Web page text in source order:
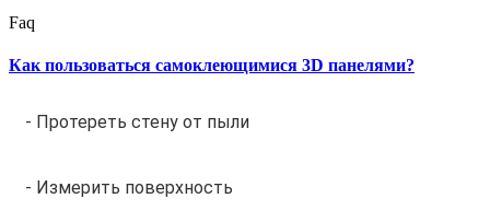
Faq
Как пользоваться самоклеющимися 3D панелями?
- Протереть стену от пыли
- Измерить поверхность